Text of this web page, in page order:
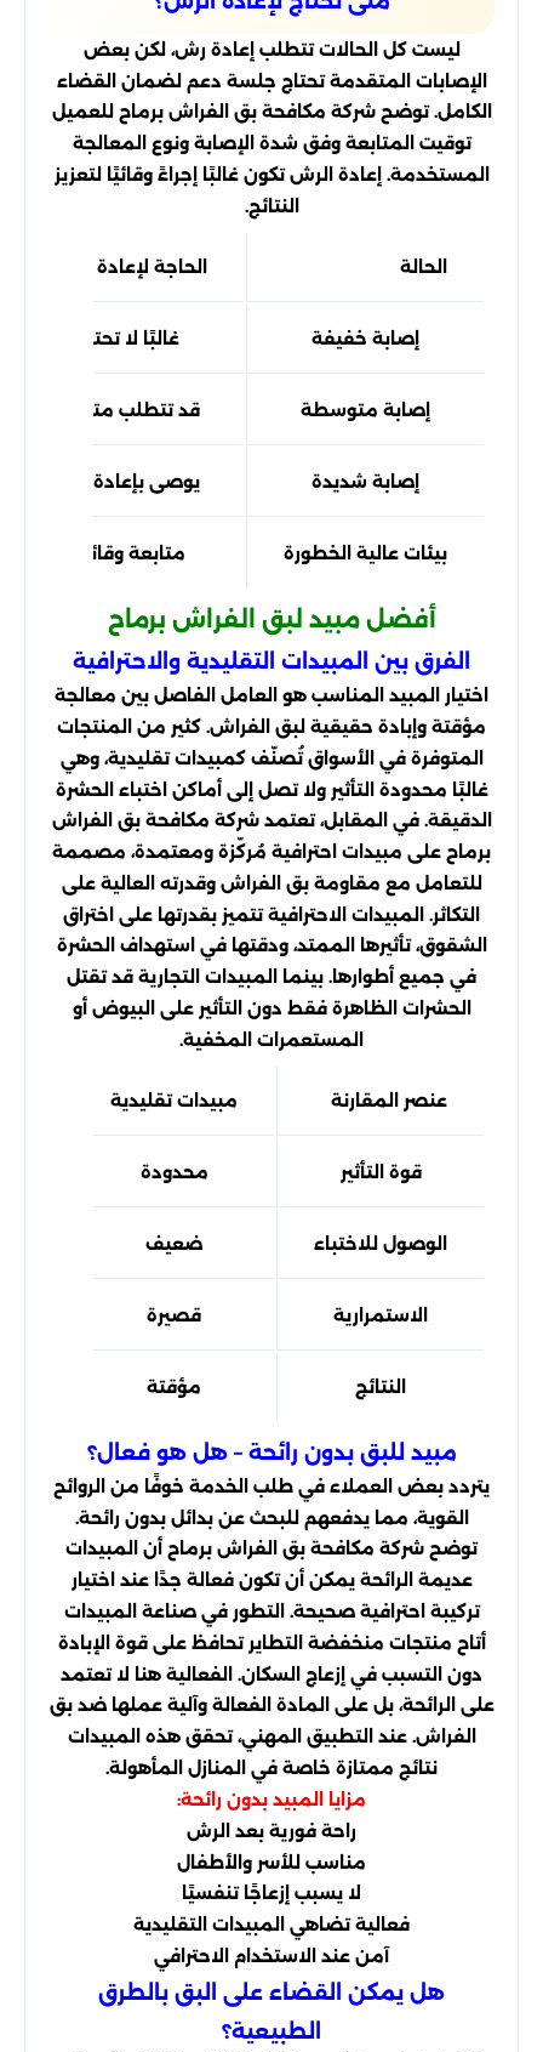
ليست كل الحالات تتطلب إعادة رش، لكن بعض
الإصابات المتقدمة تحتاج جلسة دعم لضمان القضاء
الكامل. توضح شركة مكافحة بق الفراش برماح للعميل
توقيت المتابعة وفق شدة الإصابة ونوع المعالجة
المستخدمة. إعادة الرش تكون غالبًا إجراءً وقائيًا لتعزيز
النتائج.
الحالة الحاجة لإعادة الرش
إصابة خفيفة غالبًا لا تحتاج
إصابة متوسطة قد تتطلب متابعة
إصابة شديدة يوصى بإعادة رش
بيئات عالية الخطورة متابعة وقائية
أفضل مبيد لبق الفراش برماح
الفرق بين المبيدات التقليدية والاحترافية
اختيار المبيد المناسب هو العامل الفاصل بين معالجة
مؤقتة وإبادة حقيقية لبق الفراش. كثير من المنتجات
المتوفرة في الأسواق تُصنّف كمبيدات تقليدية، وهي
غالبًا محدودة التأثير ولا تصل إلى أماكن اختباء الحشرة
الدقيقة. في المقابل، تعتمد شركة مكافحة بق الفراش
برماح على مبيدات احترافية مُركّزة ومعتمدة، مصممة
للتعامل مع مقاومة بق الفراش وقدرته العالية على
التكاثر. المبيدات الاحترافية تتميز بقدرتها على اختراق
الشقوق، تأثيرها الممتد، ودقتها في استهداف الحشرة
في جميع أطوارها. بينما المبيدات التجارية قد تقتل
الحشرات الظاهرة فقط دون التأثير على البيوض أو
المستعمرات المخفية.
عنصر المقارنة مبيدات تقليدية
قوة التأثير محدودة
الوصول للاختباء ضعيف
الاستمرارية قصيرة
النتائج مؤقتة
مبيد للبق بدون رائحة – هل هو فعال؟
يتردد بعض العملاء في طلب الخدمة خوفًا من الروائح
القوية، مما يدفعهم للبحث عن بدائل بدون رائحة.
توضح شركة مكافحة بق الفراش برماح أن المبيدات
عديمة الرائحة يمكن أن تكون فعالة جدًا عند اختيار
تركيبة احترافية صحيحة. التطور في صناعة المبيدات
أتاح منتجات منخفضة التطاير تحافظ على قوة الإبادة
دون التسبب في إزعاج السكان. الفعالية هنا لا تعتمد
على الرائحة، بل على المادة الفعالة وآلية عملها ضد بق
الفراش. عند التطبيق المهني، تحقق هذه المبيدات
نتائج ممتازة خاصة في المنازل المأهولة.
مزايا المبيد بدون رائحة:
راحة فورية بعد الرش
مناسب للأسر والأطفال
لا يسبب إزعاجًا تنفسيًا
فعالية تضاهي المبيدات التقليدية
آمن عند الاستخدام الاحترافي
هل يمكن القضاء على البق بالطرق
الطبيعية؟